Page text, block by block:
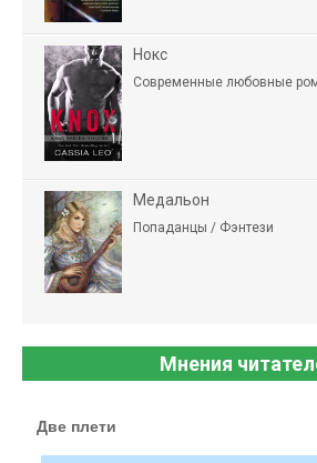
Нокс
Современные любовные
Медальон
Попаданцы / Фэнтези
Мнения
Две плети